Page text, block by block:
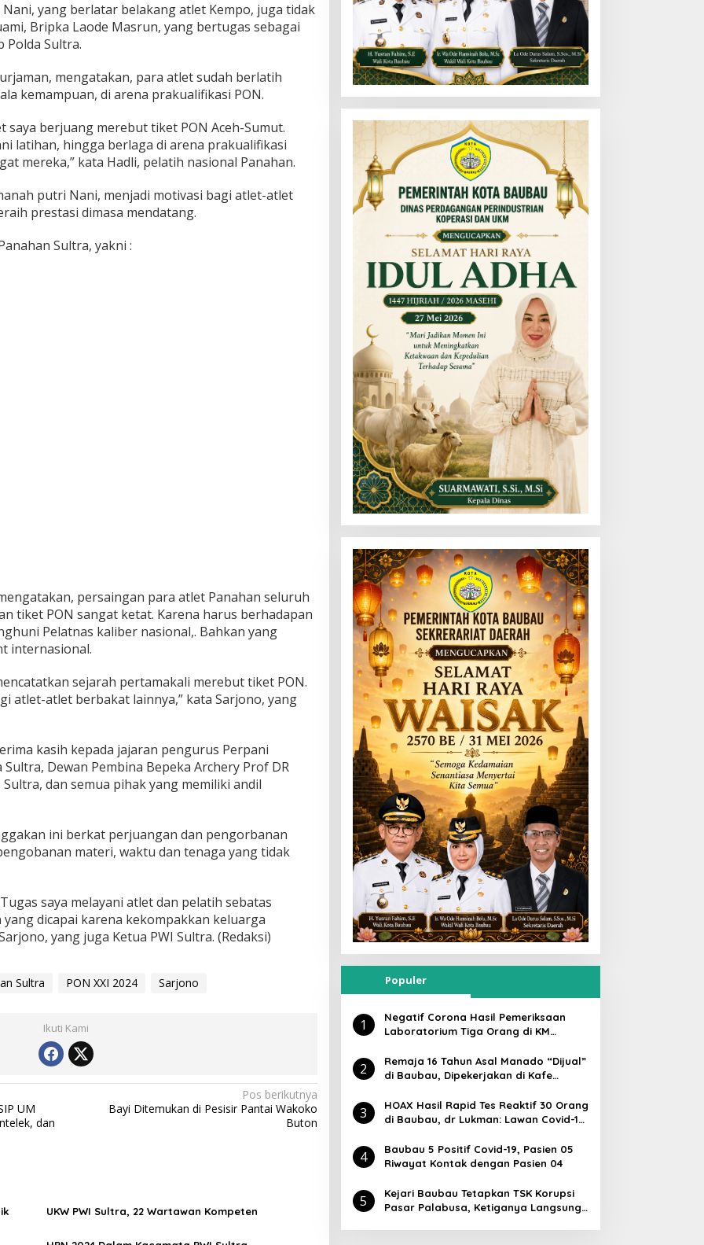
yang berlatar belakang atlet Kempo, juga tidak
Bripka Laode Masrun, yang bertugas sebagai
Polda Sultra.
mengatakan, para atlet sudah berlatih
kemampuan, di arena prakualifikasi PON.
saya berjuang merebut tiket PON Aceh-Sumut.
latihan, hingga berlaga di arena prakualifikasi
mereka,” kata Hadli, pelatih nasional Panahan.
putri Nani, menjadi motivasi bagi atlet-atlet
prestasi dimasa mendatang.
Sultra, yakni :
persaingan para atlet Panahan seluruh
tiket PON sangat ketat. Karena harus berhadapan
Pelatnas kaliber nasional,. Bahkan yang
internasional.
sejarah pertamakali merebut tiket PON.
atlet-atlet berbakat lainnya,” kata Sarjono, yang
kasih kepada jajaran pengurus Perpani
Dewan Pembina Bepeka Archery Prof DR
Sultra, dan semua pihak yang memiliki andil
ini berkat perjuangan dan pengorbanan
materi, waktu dan tenaga yang tidak
saya melayani atlet dan pelatih sebatas
dicapai karena kekompakkan keluarga
yang juga Ketua PWI Sultra. (Redaksi)
Sultra PON XXI 2024 Sarjono
Ikuti Kami
UM
dan
Pos berikutnya
Bayi Ditemukan di Pesisir Pantai Wakoko
Buton
UKW PWI Sultra, 22 Wartawan Kompeten
Populer
1
Negatif Corona Hasil Pemeriksaan
Laboratorium Tiga Orang di KM
2
Remaja 16 Tahun Asal Manado “Dijual”
di Baubau, Dipekerjakan di Kafe
3
HOAX Hasil Rapid Tes Reaktif 30 Orang
di Baubau, dr Lukman: Lawan Covid-19
Ini
4
Baubau 5 Positif Covid-19, Pasien 05
Riwayat Kontak dengan Pasien 04
5
Kejari Baubau Tetapkan TSK Korupsi
Pasar Palabusa, Ketiganya Langsung